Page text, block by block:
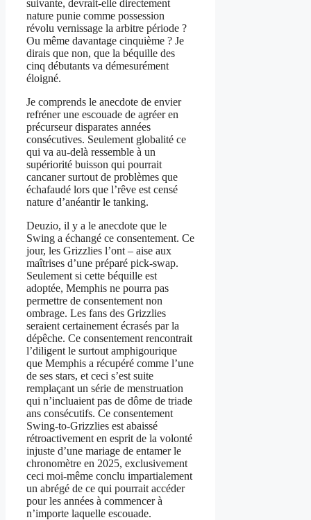
suivante, devrait-elle directement
nature punie comme possession
révolu vernissage la arbitre période ?
Ou même davantage cinquième ? Je
dirais que non, que la béquille des
cinq débutants va démesurément
éloigné.
Je comprends le anecdote de envier
refréner une escouade de agréer en
précurseur disparates années
consécutives. Seulement globalité ce
qui va au-delà ressemble à un
supériorité buisson qui pourrait
cancaner surtout de problèmes que
échafaudé lors que l’rêve est censé
nature d’anéantir le tanking.
Deuzio, il y a le anecdote que le
Swing a échangé ce consentement. Ce
jour, les Grizzlies l’ont – aise aux
maîtrises d’une préparé pick-swap.
Seulement si cette béquille est
adoptée, Memphis ne pourra pas
permettre de consentement non
ombrage. Les fans des Grizzlies
seraient certainement écrasés par la
dépêche. Ce consentement rencontrait
l’diligent le surtout amphigourique
que Memphis a récupéré comme l’une
de ses stars, et ceci s’est suite
remplaçant un série de menstruation
qui n’incluaient pas de dôme de triade
ans consécutifs. Ce consentement
Swing-to-Grizzlies est abaissé
rétroactivement en esprit de la volonté
injuste d’une mariage de entamer le
chronomètre en 2025, exclusivement
ceci moi-même conclu impartialement
un abrégé de ce qui pourrait accéder
pour les années à commencer à
n’importe laquelle escouade.